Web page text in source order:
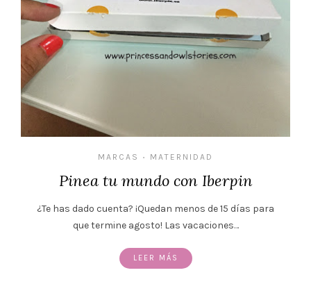
MARCAS • MATERNIDAD
Pinea tu mundo con Iberpin
¿Te has dado cuenta? ¡Quedan menos de 15 días para
que termine agosto! Las vacaciones…
LEER MÁS